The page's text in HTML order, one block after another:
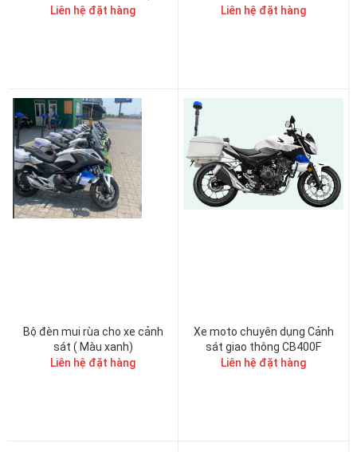
CAMERA, QUÉT MÃ QR
Liên hệ đặt hàng
Liên hệ đặt hàng
Bộ đèn mui rùa cho xe cảnh
sát ( Màu xanh)
Liên hệ đặt hàng
Xe moto chuyên dụng Cảnh
sát giao thông CB400F
Liên hệ đặt hàng